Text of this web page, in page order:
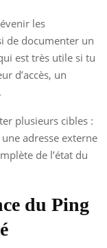
les
de documenter un
est très utile si tu
d’accès, un
plusieurs cibles :
adresse externe
de l’état du
du Ping